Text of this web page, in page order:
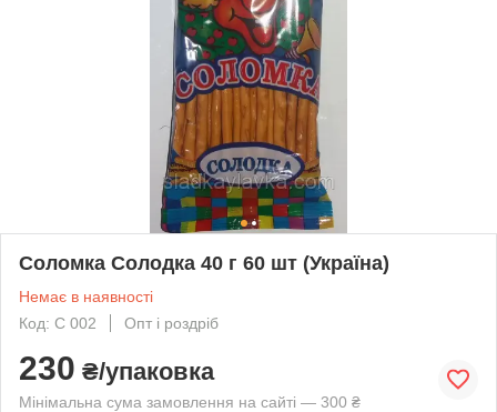
Соломка Солодка 40 г 60 шт (Україна)
Немає в наявності
Код: С 002
Опт і роздріб
230 ₴/упаковка
Мінімальна сума замовлення на сайті — 300 ₴